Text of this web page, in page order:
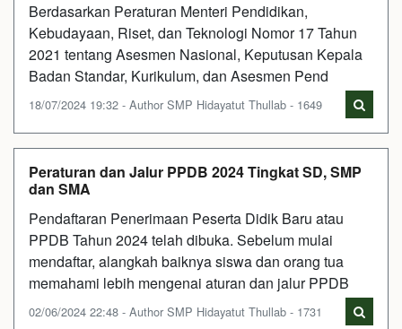
Berdasarkan Peraturan Menteri Pendidikan,
Kebudayaan, Riset, dan Teknologi Nomor 17 Tahun
2021 tentang Asesmen Nasional, Keputusan Kepala
Badan Standar, Kurikulum, dan Asesmen Pend
18/07/2024 19:32 - Author SMP Hidayatut Thullab - 1649
Peraturan dan Jalur PPDB 2024 Tingkat SD, SMP
dan SMA
Pendaftaran Penerimaan Peserta Didik Baru atau
PPDB Tahun 2024 telah dibuka. Sebelum mulai
mendaftar, alangkah baiknya siswa dan orang tua
memahami lebih mengenai aturan dan jalur PPDB
02/06/2024 22:48 - Author SMP Hidayatut Thullab - 1731